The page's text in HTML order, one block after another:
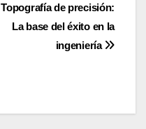
Topografía de precisión:
La base del éxito en la
ingeniería